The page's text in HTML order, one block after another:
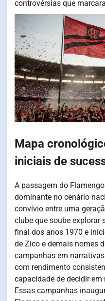
controvérsias que
Mapa
iniciais de
A passagem do
dominante no cenário
convívio entre uma
clube que soube explorar
final dos anos 1970 e
de Zico e demais nomes
campanhas em
com rendimento
capacidade de decidir
Essas campanhas